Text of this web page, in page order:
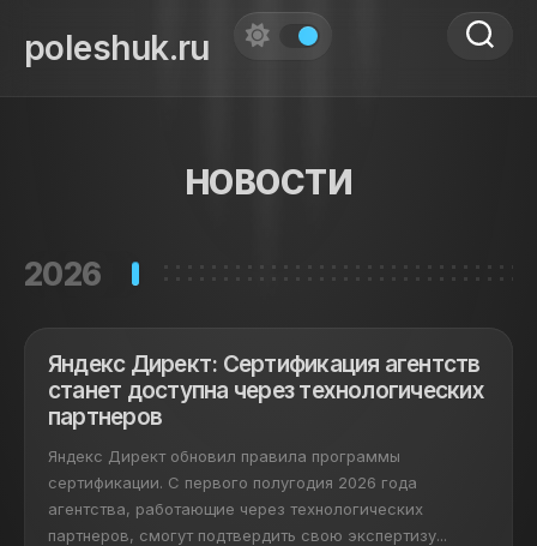
content
poleshuk.ru
НОВОСТИ
2026
Яндекс Директ: Сертификация агентств
станет доступна через технологических
партнеров
Яндекс Директ обновил правила программы
сертификации. С первого полугодия 2026 года
агентства, работающие через технологических
партнеров, смогут подтвердить свою экспертизу...